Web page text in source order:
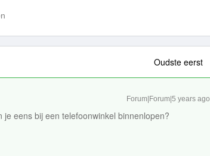
Oudste eerst
Forum|Forum|5 years ago
eens bij een telefoonwinkel binnenlopen?